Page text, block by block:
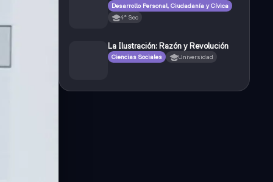
Desarrollo Personal, Ciudadanía y Cívica
4° Sec
La Ilustración: Razón y Revolución
Ciencias Sociales Universidad